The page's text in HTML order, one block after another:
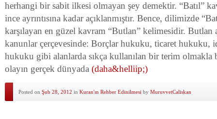
herhangi bir sabit ilkesi olmayan şey demektir. “Batıl”
ince ayrıntısına kadar açıklanmıştır. Bence, dilimizde
karşılayan en güzel kavram “Butlan” kelimesidir. Butlan
kanunlar çerçevesinde: Borçlar hukuku, ticaret hukuku,
hukuku gibi alanlarda sıkça kullanılan bir terim
olayın gerçek dünyada (daha&helliip;)
Posted on Şub 28, 2012 in Kuran'ın Rehber Edinilmesi by MuruvvetCaliskan